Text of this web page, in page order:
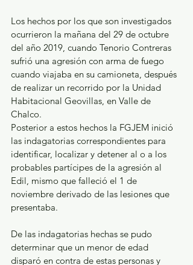
Los hechos por los que son investigados
ocurrieron la mañana del 29 de octubre
del año 2019, cuando Tenorio Contreras
sufrió una agresión con arma de fuego
cuando viajaba en su camioneta, después
de realizar un recorrido por la Unidad
Habitacional Geovillas, en Valle de
Chalco.
Posterior a estos hechos la FGJEM inició
las indagatorias correspondientes para
identificar, localizar y detener al o a los
probables partícipes de la agresión al
Edil, mismo que falleció el 1 de
noviembre derivado de las lesiones que
presentaba.
De las indagatorias hechas se pudo
determinar que un menor de edad
disparó en contra de estas personas y